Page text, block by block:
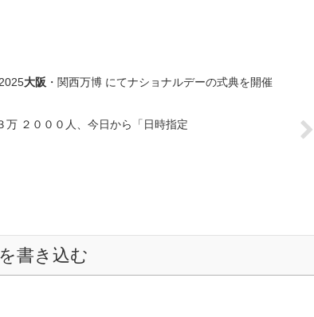
大阪 ・関西万博 にてナショナルデーの式典を開催
万 ２０００人、今日から「日時指定
書き込む